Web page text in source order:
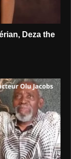
Deza the